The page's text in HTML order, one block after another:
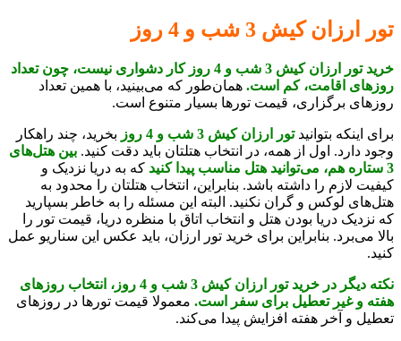
تور ارزان کیش 3 شب و 4 روز
خرید تور ارزان کیش 3 شب و 4 روز کار دشواری نیست، چون تعداد
روزهای اقامت، کم است. همان‌طور که می‌بینید، با همین تعداد
روزهای برگزاری، قیمت تورها بسیار متنوع است.
برای اینکه بتوانیدتور ارزان کیش 3 شب و 4 روز
بخرید، چند راهکار
وجود دارد. اول از همه، در انتخاب هتلتان باید دقت کنید. بین هتل‌های
3 ستاره هم، می‌توانید هتل مناسب پیدا کنید
که به دریا نزدیک و
کیفیت لازم را داشته باشد. بنابراین، انتخاب هتلتان را محدود به
هتل‌های لوکس و گران نکنید. البته این مسئله را به خاطر بسپارید
که نزدیک دریا بودن هتل و انتخاب اتاق با منظره دریا، قیمت تور را
بالا می‌برد. بنابراین برای خرید تور ارزان، باید عکس این سناریو عمل
کنید.
نکته دیگر در خرید تور ارزان کیش 3 شب و 4 روز، انتخاب روزهای
هفته و غیر تعطیل برای سفر است. معمولا قیمت تورها در روزهای
تعطیل و آخر هفته افزایش پیدا می‌کند.